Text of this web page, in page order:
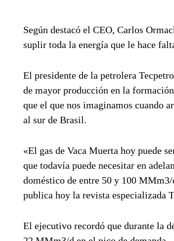
Según destacó el CEO, Carlos
suplir toda la energía que le hace
El presidente de la petrolera
de mayor producción en la
que el que nos imaginamos cuando
al sur de Brasil.
«El gas de Vaca Muerta hoy puede
que todavía puede necesitar en
doméstico de entre 50 y 100
publica hoy la revista especializada
El ejecutivo recordó que durante la